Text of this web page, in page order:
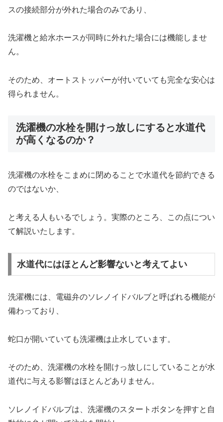
スの接続部分が外れた場合のみであり、
洗濯機と給水ホースが同時に外れた場合には機能しませ
ん。
そのため、オートストッパーが付いていても完全な安心は
得られません。
洗濯機の水栓を開けっ放しにすると水道代
が高くなるのか？
洗濯機の水栓をこまめに閉めることで水道代を節約できる
のではないか、
と考える人もいるでしょう。実際のところ、この点につい
て解説いたします。
水道代にはほとんど影響ないと考えてよい
洗濯機には、電磁弁のソレノイドバルブと呼ばれる機能が
備わっており、
蛇口が開いていても洗濯機は止水しています。
そのため、洗濯機の水栓を開けっ放しにしていることが水
道代に与える影響はほとんどありません。
ソレノイドバルブは、洗濯機のスタートボタンを押すと自